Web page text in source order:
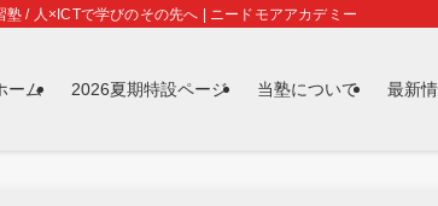
/ 人×ICTで学びのその先へ | ニードモアアカデミー
ーム 2026夏期特設ページ 当塾について 最新